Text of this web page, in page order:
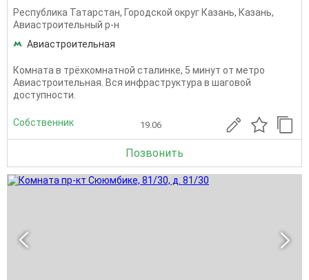
Республика Татарстан, Городской округ Казань, Казань,
Авиастроительный р-н
Авиастроительная
Комната в трёхкомнатной сталинке, 5 минут от метро
Авиастроительная. Вся инфраструктура в шаговой
доступности.
Собственник 19.06
Позвонить